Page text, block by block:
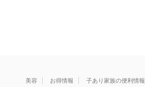
美容 お得情報 子あり家族の便利情報